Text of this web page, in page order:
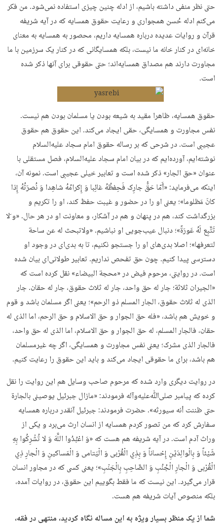
حتی نظر منفی داشته باشیم، از ادله چنین چیزی استفاده نمی‌شود. من فکر
می‌کنم ادله حُسن همجواری و رعایت حقوق همسایه که در آیه شریفه
قرآن و روایات عدیده درباره همسایه داریم، محصور به همسایه به معنای
خانه‌ای در کنار خانه ما نیست، بلکه همسایگانی که در کنار یک سرزمین با ما
مجاورت دارند هم مصداق همسایه‌اند؛ حتی حقوقی برای آنها ذکر شده
است.
حقوق همسایه، ظاهرا مقید به شیعه بودن یا مسلمان بودن هم نیست.
نفس مجاورت و همسایگی، حقی ایجاد می‌کند. این حقوق هم حقوق
عجیبی است. در شرحی که بر رساله حقوق امام سجاد علیه‌السلام
نوشته‌ایم، آورده‌ایم که در بیان امام سجاد علیه‌السلام، فصل مستقلی با
عنوان «حق الجار» ذکر شده است و تعابیر خیلی عجیبی است. نمونه آن،
اینکه می‌فرماید: «أَمّا حَقُّ جارِک فَحِفظُهُ غائِبا وَ إِکرامُهُ شاهِدا وَ نُصرَتُهُ إِذا
کانَ مَظلوما»؛ یعنی او را در حضور و غیبت حفظ کند، او را تکریم و
بزرگداشت کند، هم در پنهان و هم در آشکار، و معاونت او در هر حال. «و َلا
تَتَّبِع لَهُ عَورَةً»؛ دنبال عیب‌جویی او نباشیم. «ولاتبحث له عن ساحة
لتعرفها»؛ اصلا بدی‌های او را جستجو نکنیم، تا به بدی‌ای در وجود او
دسترسی پیدا کنیم. چون حق تفحص نداریم. تعابیر طولانی‌ای بیان شده
است. در روایتی، مرحوم فیض در «محجة البیضاء» نقل کرده است که
«الجیران ثلاثة؛ جار له حق واحد، جار له ثلاث حقوق، جار له حقان. جار
الذی له ثلاث حقوق، الجار المسلم ذو الرحم»؛ یعنی اگر مسلمان باشد و قوم
و خویش هم باشد، «فله حق الجوار و حق الاسلام و حق الرحم، اما الذی له
حقان، فالجار المسلم، له حق الجوار و حق الاسلام، اما الذی له حق واحد،
فالجار الذی مشرک؛ یعنی نفس مجاورت و همسایگی، اگر چه غیرمسلمان
هم باشد، برای ما حقوقی ایجاد می‌کند و باید این حقوق را رعایت کنیم.
در روایت دیگری وارد شده که مرحوم صاحب وسایل هم این روایت را نقل
کرده که پیامبر صلی‌ﷲ‌علیه‌وآله فرمودند: «مازال جبرئیل یوصینی بالجارة
حتی ظننت أنه سیورثه». حضرت فرمودند: جبرئیل آنقدر درباره همسایه
سفارش کرد که من تصور کردم همسایه از انسان ارث می‌برد و یکی از
وراث آدم است. در آیه شریفه هم هست که «وَ اعْبُدُوا اللَّهَ وَ لا تُشْرِکُوا بِهِ
شَيْئاً وَ بِالْوالِدَيْنِ إِحْساناً وَ بِذِي الْقُرْبى‏ وَ الْيَتامى‏ وَ الْمَساکينِ وَ الْجارِ ذِي
الْقُرْبى‏ وَ الْجارِ الْجُنُبِ وَ الصَّاحِبِ بِالْجَنْبِ»؛ یعنی کسی که در مجاور انسان
قرار می‌گیرد. این نیست که ما فقط بگوییم این حقوق، در روایات آمده،
بلکه منصوص آیات شریفه هم هست.
شما از یک منظر بسیار ویژه به این مساله نگاه کردید، منتهی در فقه،